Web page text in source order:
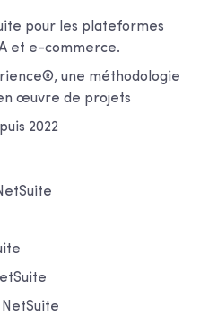
pour les plateformes
et e-commerce.
une méthodologie
œuvre de projets
2022